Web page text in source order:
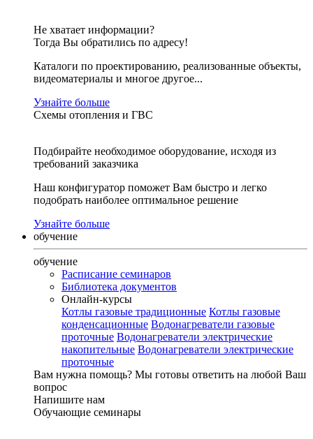
Не хватает информации?
Тогда Вы обратились по адресу!
Каталоги по проектированию, реализованные объекты,
видеоматериалы и многое другое...
Узнайте больше
Схемы отопления и ГВС
Подбирайте необходимое оборудование, исходя из
требований заказчика
Наш конфигуратор поможет Вам быстро и легко
подобрать наиболее оптимальное решение
Узнайте больше
обучение
обучение
Расписание семинаров
Библиотека документов
Онлайн-курсы
Котлы газовые традиционные Котлы газовые
конденсационные Водонагреватели газовые
проточные Водонагреватели электрические
накопительные Водонагреватели электрические
проточные
Вам нужна помощь? Мы готовы ответить на любой Ваш
вопрос
Напишите нам
Обучающие семинары